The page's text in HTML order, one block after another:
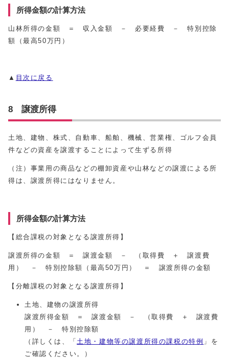
所得金額の計算方法
山林所得の金額 ＝ 収入金額 － 必要経費 － 特別控除
額（最高50万円）
▲ 目次に戻る
8 譲渡所得
土地、建物、株式、自動車、船舶、機械、営業権、ゴルフ会員
件などの資産を譲渡することによって生ずる所得
（注）事業用の商品などの棚卸資産や山林などの譲渡による所
得は、譲渡所得にはなりません。
所得金額の計算方法
【総合課税の対象となる譲渡所得】
譲渡所得の金額 ＝ 譲渡金額 － （取得費 ＋ 譲渡費
用） － 特別控除額（最高50万円） ＝ 譲渡所得の金額
【分離課税の対象となる譲渡所得】
土地、建物の譲渡所得
譲渡所得金額 ＝ 譲渡金額 － （取得費 ＋ 譲渡費
用） － 特別控除額
（詳しくは、「土地・建物等の譲渡所得の課税の特例 」を
ご確認ください。）